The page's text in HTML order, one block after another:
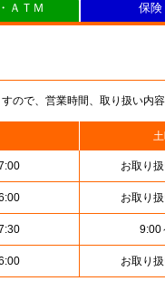
で、営業時間、取り扱い内
お取り
お取り
9:00
お取り
ＡＴＭ 保険